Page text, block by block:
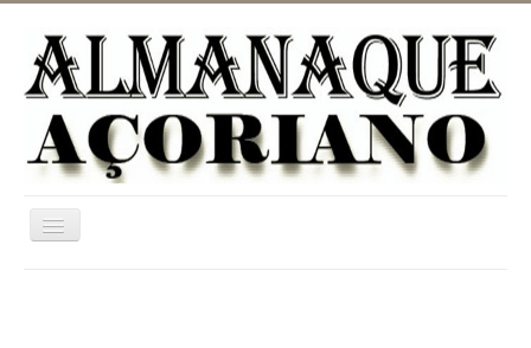
Ativar/Desativar
navegação